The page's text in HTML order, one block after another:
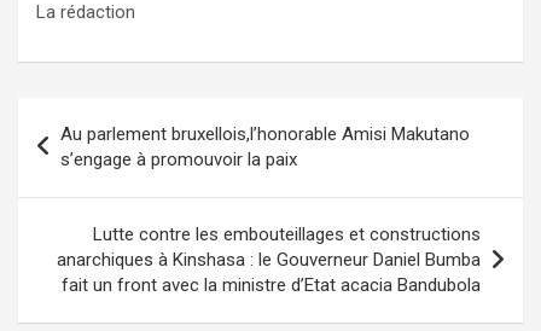
La rédaction
de
l’article
Au parlement bruxellois,l’honorable Amisi Makutano
s’engage à promouvoir la paix
Lutte contre les embouteillages et constructions
anarchiques à Kinshasa : le Gouverneur Daniel Bumba
fait un front avec la ministre d’Etat acacia Bandubola